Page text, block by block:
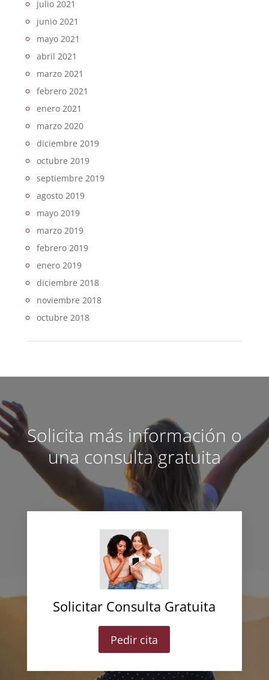
julio 2021
junio 2021
mayo 2021
abril 2021
marzo 2021
febrero 2021
enero 2021
marzo 2020
diciembre 2019
octubre 2019
septiembre 2019
agosto 2019
mayo 2019
marzo 2019
febrero 2019
enero 2019
diciembre 2018
noviembre 2018
octubre 2018
Solicita más información o
una consulta gratuita
Solicitar Consulta Gratuita
Pedir cita